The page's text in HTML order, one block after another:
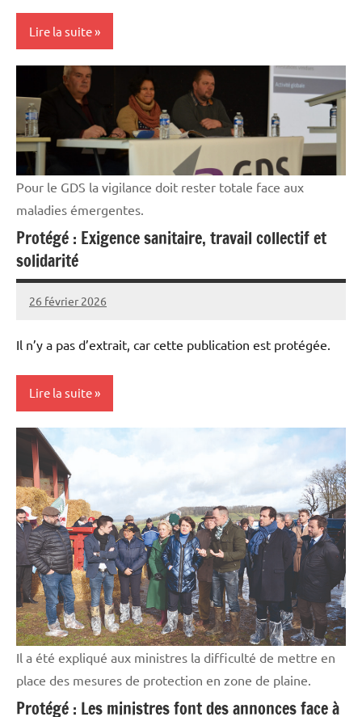
Lire la suite
Cultures
Elevages
Initiatives
Vie
professionnelle
Pour le GDS la vigilance doit rester totale face aux
maladies émergentes.
Protégé : Exigence sanitaire, travail collectif et
solidarité
26 février 2026
Thibaut
Il n’y a pas d’extrait, car cette publication est protégée.
Lire la suite
Elevages
Initiatives
Vie
professionnelle
Il a été expliqué aux ministres la difficulté de mettre en
place des mesures de protection en zone de plaine.
Protégé : Les ministres font des annonces face à